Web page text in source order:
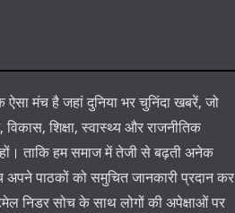
मंच है जहां दुनिया भर चुनिंदा खबरें, जो
शिक्षा, स्वास्थ्य और राजनीतिक
ताकि हम समाज में तेजी से बढ़ती अनेक
पाठकों को समुचित जानकारी प्रदान कर
निडर सोच के साथ लोगों की अपेक्षाओं पर